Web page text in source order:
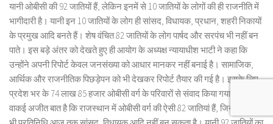
यानी ओबीसी की 92 जातियों हैं, लेकिन इनमें से 10 जातियों के लोगों की ही राजनीति में
भागीदारी है। यानी इन 10 जातियों के लोग ही सांसद, विधायक, प्रधान, शहरी निकायों
के प्रमुख आदि बनते हैं। शेष वंचित 82 जातियों के लोग पार्षद और सरपंच भी नहीं बन
पाते। इस बड़े अंतर को देखते हुए ही आयोग के अध्यक्ष न्यायाधीश भाटी ने कहा कि
उन्होंने अपनी रिपोर्ट केवल जनसंख्या को आधार मानकर नहीं बनाई है। सामाजिक,
आर्थिक और राजनीतिक पिछड़ेपन को भी देखकर रिपोर्ट तैयार की गई है। इसके लिए
प्रदेश भर के 74 लाख 85 हजार ओबीसी वर्ग के परिवारों से संवाद किया गया है। यह
वाकई अजीत बात है कि राजस्थान में ओबीसी वर्ग की ऐसी 82 जातियां हैं, जिनका कोई